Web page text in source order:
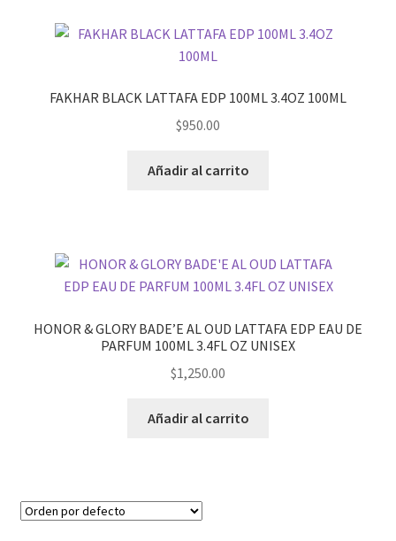
FAKHAR BLACK LATTAFA EDP 100ML 3.4OZ 100ML
$950.00
Añadir al carrito
HONOR & GLORY BADE’E AL OUD LATTAFA EDP EAU DE
PARFUM 100ML 3.4FL OZ UNISEX
$1,250.00
Añadir al carrito